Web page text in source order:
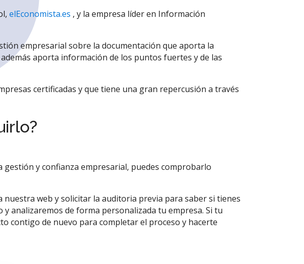
elEconomista.es , y la empresa líder en Información
empresarial sobre la documentación que aporta la
aporta información de los puntos fuertes y de las
certificadas y que tiene una gran repercusión a través
gestión y confianza empresarial, puedes comprobarlo
nuestra web y solicitar la auditoria previa para saber si tienes
analizaremos de forma personalizada tu empresa. Si tu
contigo de nuevo para completar el proceso y hacerte